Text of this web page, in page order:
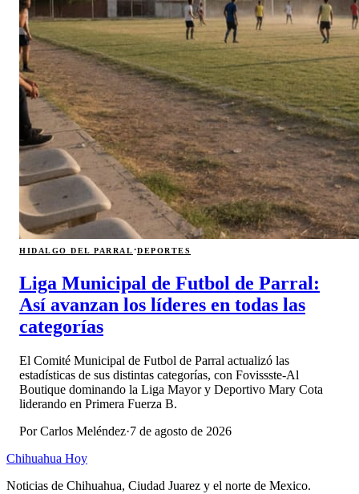
HIDALGO DEL PARRAL·DEPORTES
Liga Municipal de Futbol de Parral:
Así avanzan los líderes en todas las
categorías
El Comité Municipal de Futbol de Parral actualizó las
estadísticas de sus distintas categorías, con Fovissste-Al
Boutique dominando la Liga Mayor y Deportivo Mary Cota
liderando en Primera Fuerza B.
PorCarlos Meléndez·7 de agosto de 2026
Chihuahua Hoy
Noticias de Chihuahua, Ciudad Juarez y el norte de Mexico.